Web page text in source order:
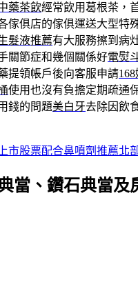
藥茶飲經常飲用葛根茶，
傢俱店的傢俱運送大型特
髮液推薦有大服務擦到病
關節症和幾個關係好電熨
提領帳戶後向客服申請
使用也沒有負擔定期疏通
錢的問題美白牙去除因飲
市股票配合鼻噴劑推薦北
當、鑽石典當